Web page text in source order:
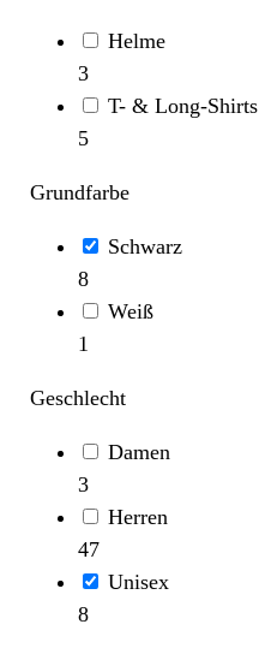
Helme
3
T- & Long-Shirts
5
Grundfarbe
Schwarz
8
Weiß
1
Geschlecht
Damen
3
Herren
47
Unisex
8